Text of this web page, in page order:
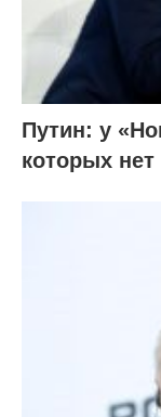
Путин: у
которых